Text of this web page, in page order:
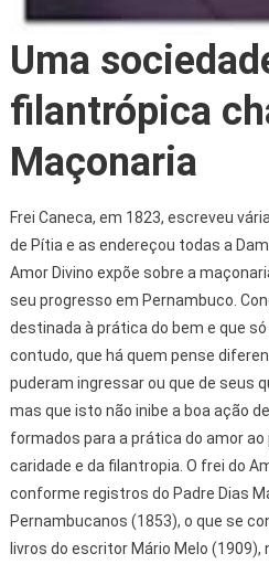
Uma
filantrópica
Maçonaria
Frei Caneca, em 1823, escreveu
de Pítia e as endereçou todas a
Amor Divino expõe sobre a
seu progresso em Pernambuco.
destinada à prática do bem e que
contudo, que há quem pense
puderam ingressar ou que de seus
mas que isto não inibe a boa ação
formados para a prática do amor
caridade e da filantropia. O frei do
conforme registros do Padre Dias
Pernambucanos (1853), o que se
livros do escritor Mário Melo